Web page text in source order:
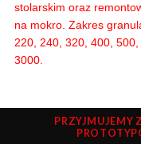
stolarskim oraz
na mokro. Zakres
220, 240, 320, 400,
3000.
PRZYJMUJEMY